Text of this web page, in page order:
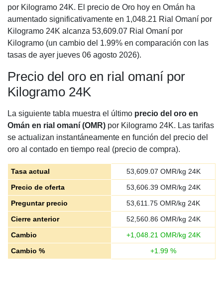
por Kilogramo 24K. El precio de Oro hoy en Omán ha
aumentado significativamente en 1,048.21 Rial Omaní por
Kilogramo 24K alcanza 53,609.07 Rial Omaní por
Kilogramo (un cambio del 1.99% en comparación con las
tasas de ayer jueves 06 agosto 2026).
Precio del oro en rial omaní por
Kilogramo 24K
La siguiente tabla muestra el último precio del oro en
Omán en rial omaní (OMR) por Kilogramo 24K. Las tarifas
se actualizan instantáneamente en función del precio del
oro al contado en tiempo real (precio de compra).
Tasa actual 53,609.07 OMR/kg 24K
Precio de oferta
53,606.39OMR/kg 24K
Preguntar precio
53,611.75 OMR/kg 24K
Cierre anterior
52,560.86 OMR/kg 24K
Cambio
+1,048.21 OMR/kg 24K
Cambio %
+1.99 %